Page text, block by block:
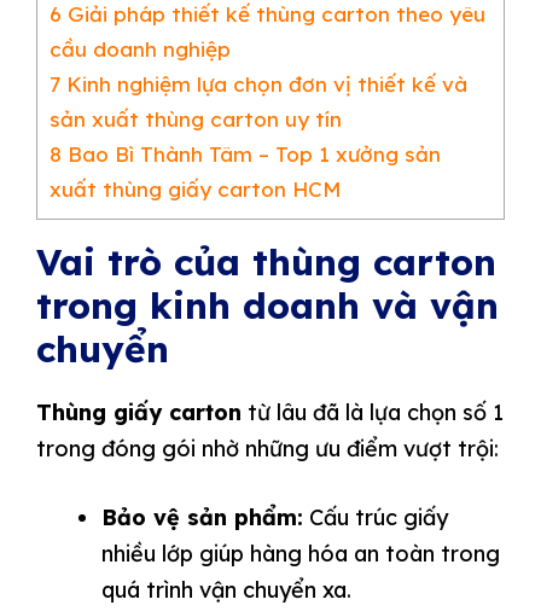
6 Giải pháp thiết kế thùng carton theo yêu
cầu doanh nghiệp
7 Kinh nghiệm lựa chọn đơn vị thiết kế và
sản xuất thùng carton uy tín
8 Bao Bì Thành Tâm – Top 1 xưởng sản
xuất thùng giấy carton HCM
Vai trò của thùng carton
trong kinh doanh và vận
chuyển
Thùng giấy carton từ lâu đã là lựa chọn số 1
trong đóng gói nhờ những ưu điểm vượt trội:
Bảo vệ sản phẩm: Cấu trúc giấy
nhiều lớp giúp hàng hóa an toàn trong
quá trình vận chuyển xa.